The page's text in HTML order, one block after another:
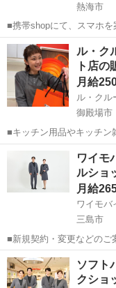
熱海市
■携帯shopにて、スマホ
で、ご安心を。新規契約
ご提案などをお願いします。 初めての方でも安心♪ あなた専
ディネーターが親切・丁...
静岡 熱海市 その他
ル・ク
ト店の
月給
ル・ク
御殿場市
■キッチン用品やキッチン
の販売スタッフです。 具
ディスプレイなど ・その
品】 鋳物ホーロー鍋を
そ
ワイモ
ルショ
月給
ワイモバ
三島市
■新規契約・変更などのご
品ディスプレイやサービ
店作りもお任せしていきます。 商品知識は少しずつ覚
OK！ 慣れるまではパン
静岡 三島市 その他
ソフト
クショ